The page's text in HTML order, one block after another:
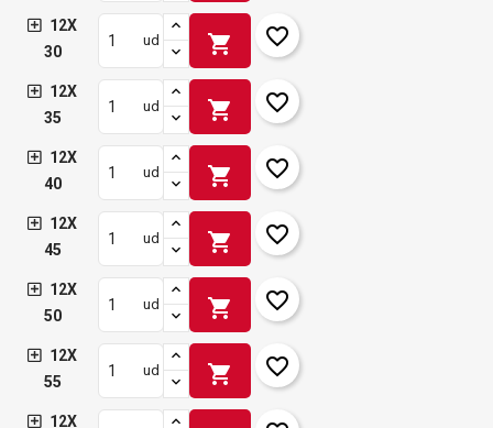
12X
30
ud shopping_cart favorite_border
12X
35
ud shopping_cart favorite_border
12X
40
ud shopping_cart favorite_border
12X
45
ud shopping_cart favorite_border
12X
50
ud shopping_cart favorite_border
12X
55
ud shopping_cart favorite_border
12X